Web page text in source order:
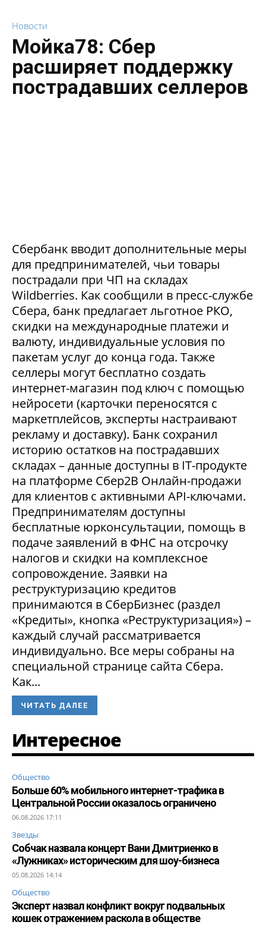
Новости
Мойка78: Сбер
расширяет поддержку
пострадавших селлеров
Сбербанк вводит дополнительные меры
для предпринимателей, чьи товары
пострадали при ЧП на складах
Wildberries. Как сообщили в пресс-службе
Сбера, банк предлагает льготное РКО,
скидки на международные платежи и
валюту, индивидуальные условия по
пакетам услуг до конца года. Также
селлеры могут бесплатно создать
интернет-магазин под ключ с помощью
нейросети (карточки переносятся с
маркетплейсов, эксперты настраивают
рекламу и доставку). Банк сохранил
историю остатков на пострадавших
складах – данные доступны в IT-продукте
на платформе Сбер2В Онлайн-продажи
для клиентов с активными API-ключами.
Предпринимателям доступны
бесплатные юрконсультации, помощь в
подаче заявлений в ФНС на отсрочку
налогов и скидки на комплексное
сопровождение. Заявки на
реструктуризацию кредитов
принимаются в СберБизнес (раздел
«Кредиты», кнопка «Реструктуризация») –
каждый случай рассматривается
индивидуально. Все меры собраны на
специальной странице сайта Сбера.
Как...
ЧИТАТЬ ДАЛЕЕ
Интересное
Общество
Больше 60% мобильного интернет-трафика в
Центральной России оказалось ограничено
06.08.2026 17:11
Звезды
Собчак назвала концерт Вани Дмитриенко в
«Лужниках» историческим для шоу-бизнеса
05.08.2026 14:14
Общество
Эксперт назвал конфликт вокруг подвальных
кошек отражением раскола в обществе